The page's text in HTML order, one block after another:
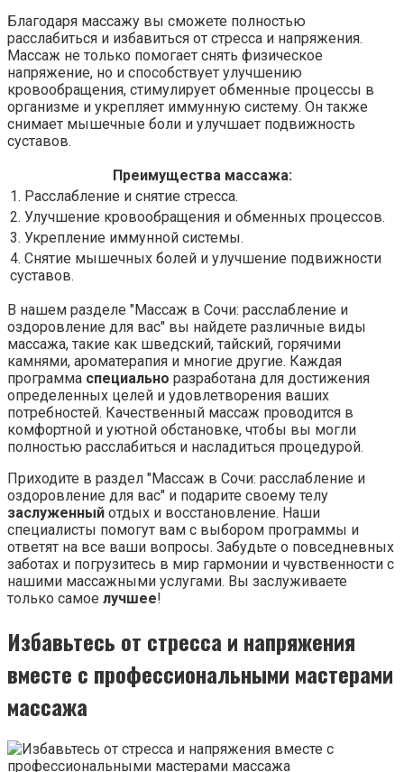
Благодаря массажу вы сможете полностью
расслабиться и избавиться от стресса и напряжения.
Массаж не только помогает снять физическое
напряжение, но и способствует улучшению
кровообращения, стимулирует обменные процессы в
организме и укрепляет иммунную систему. Он также
снимает мышечные боли и улучшает подвижность
суставов.
Преимущества массажа:
1. Расслабление и снятие стресса.
2. Улучшение кровообращения и обменных процессов.
3. Укрепление иммунной системы.
4. Снятие мышечных болей и улучшение подвижности
суставов.
В нашем разделе "Массаж в Сочи: расслабление и
оздоровление для вас" вы найдете различные виды
массажа, такие как шведский, тайский, горячими
камнями, ароматерапия и многие другие. Каждая
программа специально разработана для достижения
определенных целей и удовлетворения ваших
потребностей. Качественный массаж проводится в
комфортной и уютной обстановке, чтобы вы могли
полностью расслабиться и насладиться процедурой.
Приходите в раздел "Массаж в Сочи: расслабление и
оздоровление для вас" и подарите своему телу
заслуженный отдых и восстановление. Наши
специалисты помогут вам с выбором программы и
ответят на все ваши вопросы. Забудьте о повседневных
заботах и погрузитесь в мир гармонии и чувственности с
нашими массажными услугами. Вы заслуживаете
только самое лучшее!
Избавьтесь от стресса и напряжения
вместе с профессиональными мастерами
массажа